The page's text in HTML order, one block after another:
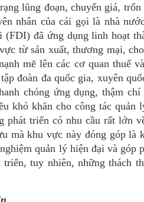
lũng đoạn, chuyển giá,
nhân của cái gọi là nhà
đã ứng dụng linh hoạt
từ sản xuất, thương mại,
mẽ lên các cơ quan thuế
đoàn đa quốc gia, xuyên
chóng ứng dụng, thậm
khó khăn cho công tác quản
phát triển có nhu cầu rất lớn
mà khu vực này đóng góp là
quản lý hiện đại và góp
tuy nhiên, những thách